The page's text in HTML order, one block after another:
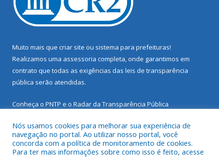
Muito mais que criar site ou sistema para prefeituras!
Realizamos uma assessoria completa, onde garantimos em
contrato que todas as exigências das leis de transparência
pública serão atendidas.
Conheça o PNTP e o Radar da Transparência Pública
Todos os direitos reservados a Prefeitura Municipal de Santarém
Nós usamos cookies para melhorar sua experiência de
navegação no portal. Ao utilizar nosso portal, você
concorda com a política de monitoramento de cookies.
Para ter mais informações sobre como isso é feito, acesse